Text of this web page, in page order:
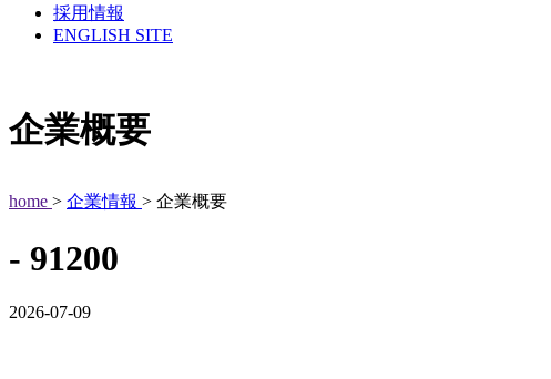
採用情報
ENGLISH SITE
企業概要
home > 企業情報 > 企業概要
- 91200
2026-07-09